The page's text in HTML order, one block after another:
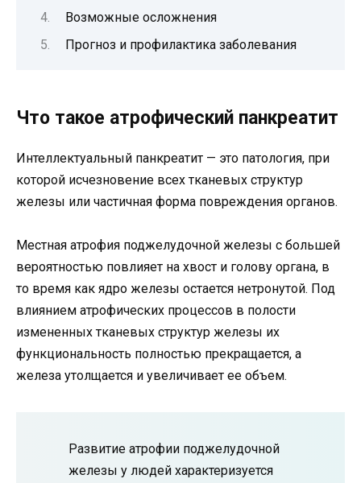
Возможные осложнения
Прогноз и профилактика заболевания
Что такое атрофический панкреатит
Интеллектуальный панкреатит — это патология, при
которой исчезновение всех тканевых структур
железы или частичная форма повреждения органов.
Местная атрофия поджелудочной железы с большей
вероятностью повлияет на хвост и голову органа, в
то время как ядро ​​железы остается нетронутой. Под
влиянием атрофических процессов в полости
измененных тканевых структур железы их
функциональность полностью прекращается, а
железа утолщается и увеличивает ее объем.
Развитие атрофии поджелудочной
железы у людей характеризуется